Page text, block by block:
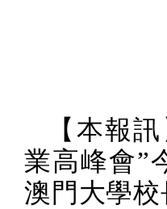
【本報
業高峰會”
澳門大學